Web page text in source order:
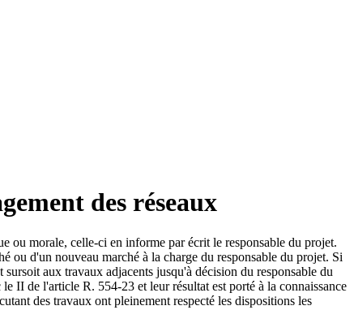
des réseaux
ou morale, celle-ci en informe par écrit le responsable du projet.
ou d'un nouveau marché à la charge du responsable du projet. Si
aux travaux adjacents jusqu'à décision du responsable du
II de l'article R. 554-23 et leur résultat est porté à la connaissance
des travaux ont pleinement respecté les dispositions les